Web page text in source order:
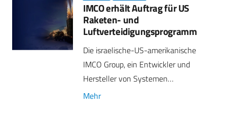
IMCO erhält Auftrag für US
Raketen- und
Luftverteidigungsprogramm
Die israelische-US-amerikanische
IMCO Group, ein Entwickler und
Hersteller von Systemen…
Mehr